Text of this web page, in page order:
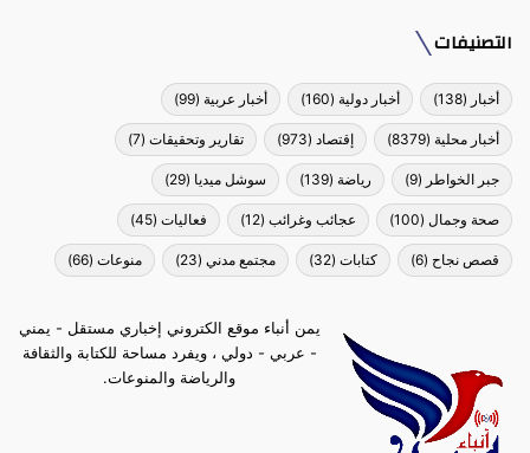
التصنيفات
أخبار (138) أخبار دولية (160) أخبار عربية (99)
أخبار محلية (8379) إقتصاد (973) تقارير وتحقيقات (7)
جبر الخواطر (9) رياضة (139) سوشل ميديا (29)
صحة وجمال (100) عجائب وغرائب (12) فعاليات (45)
قصص نجاح (6) كتابات (32) مجتمع مدني (23) منوعات (66)
يمن أنباء موقع الكتروني إخباري مستقل - يمني
- عربي - دولي ، ويفرد مساحة للكتابة والثقافة
والرياضة والمنوعات.